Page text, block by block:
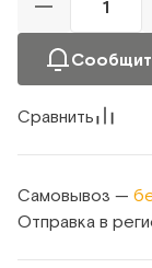
Сравнить
Самовывоз —
Отправка в